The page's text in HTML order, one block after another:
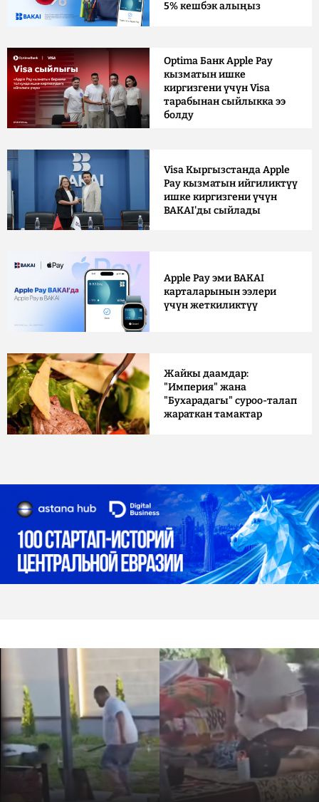
5% кешбэк алыңыз
Optima Банк Apple Pay
кызматын ишке
киргизгени үчүн Visa
тарабынан сыйлыкка ээ
болду
Visa Кыргызстанда Apple
Pay кызматын ийгиликтүү
ишке киргизгени үчүн
BAKAI'ды сыйлады
Apple Pay эми BAKAI
карталарынын ээлери
үчүн жеткиликтүү
Жайкы даамдар:
"Империя" жана
"Бухарадагы" суроо-талап
жараткан тамактар